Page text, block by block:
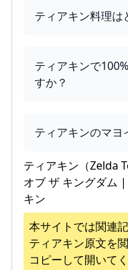
ティアキン料理は
ティアキンで
すか？
ティアキンのマヨ
ティアキン（Zelda
オブ ザ キングダム
キン
本サイトでは関連
ティアキン原文を
コピーして開いてく